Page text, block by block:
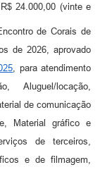
24.000,00 (vinte e
de Corais de
de 2026, aprovado
, para atendimento
Aluguel/locação,
de comunicação
Material gráfico e
de terceiros,
e de filmagem,